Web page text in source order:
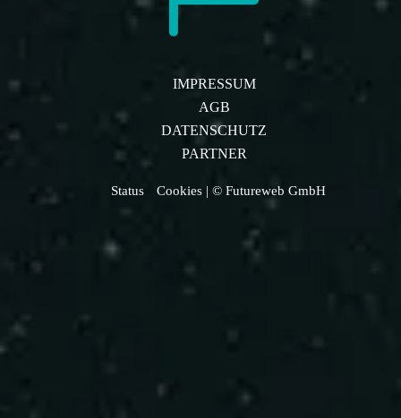
IMPRESSUM
AGB
DATENSCHUTZ
PARTNER
Status Cookies | © Futureweb GmbH